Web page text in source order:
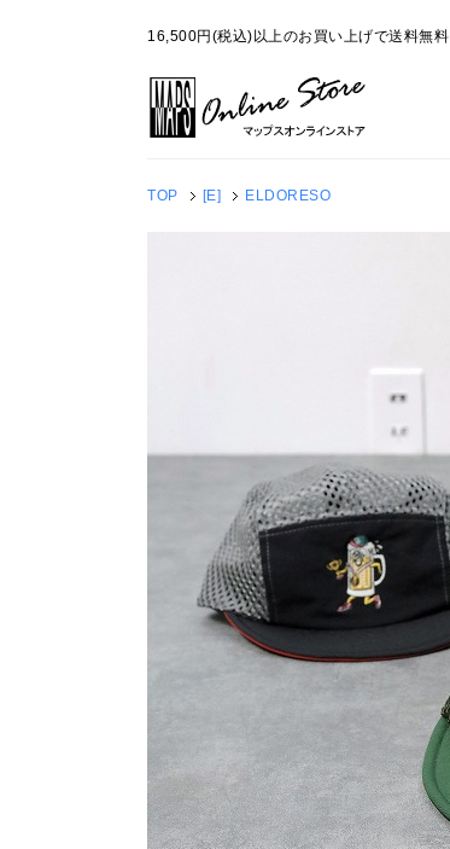
16,500円(税込)以上のお買い上げで送料無料
TOP [E] ELDORESO